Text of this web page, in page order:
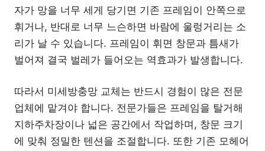
자가 망을 너무 세게 당기면 기존 프레임이 안쪽으로
휘거나, 반대로 너무 느슨하면 바람에 울렁거리는 소
리가 날 수 있습니다. 프레임이 휘면 창문과 틈새가
벌어져 결국 벌레가 들어오는 역효과가 발생합니다.
따라서 미세방충망 교체는 반드시 경험이 많은 전문
업체에 맡겨야 합니다. 전문가들은 프레임을 탈거해
지하주차장이나 넓은 공간에서 작업하며, 창문 크기
에 맞춰 정밀한 텐션을 조절합니다. 또한 기존 모헤어